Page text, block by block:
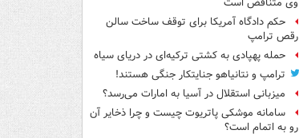
وی متناقض است
حکم دادگاه آمریکا برای توقف ساخت سالن
رقص ترامپ
حمله پهپادی به کشتی ترکیه‌ای در دریای سیاه
ترامپ و نتانیاهو جنایتکار جنگی هستند!
میزبانی استقلال در آسیا به امارات می‌رسد؟
سامانه موشکی پاتریوت چیست و چرا ذخایر آن
رو به اتمام است؟